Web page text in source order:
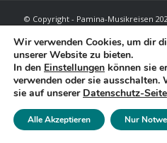
© Copyright - Pamina-Musikreisen
Wir verwenden Cookies, um dir
unserer Website zu bieten.
In den Einstellungen können sie
verwenden oder sie
sie auf unserer Datenschutz-Seite
Alle Akzeptieren Nur